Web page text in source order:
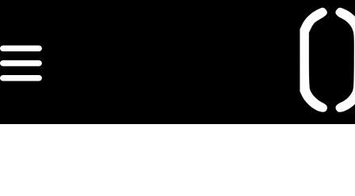
ORDRE DES
ARCHITECTES